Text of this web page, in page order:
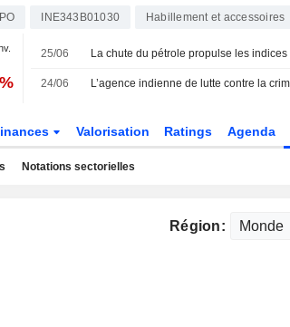
INE343B01030 Habillement et accessoires
25/06
24/06
Valorisation Ratings Agenda
Notations sectorielles
Région: